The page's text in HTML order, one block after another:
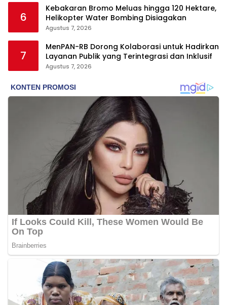
6
Kebakaran Bromo Meluas hingga 120 Hektare,
Helikopter Water Bombing Disiagakan
Agustus 7, 2026
7
MenPAN-RB Dorong Kolaborasi untuk Hadirkan
Layanan Publik yang Terintegrasi dan Inklusif
Agustus 7, 2026